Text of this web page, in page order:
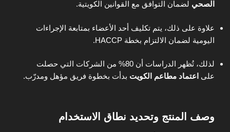
الصحي لضمان التوافق مع القوانين الكويتية.
علاوة على ذلك، يتم تكليف أحد الأعضاء بمتابعة الإجراءات
اليومية لضمان الالتزام بخطة HACCP.
لذلك، تُظهر الدراسات أن 80% من الشركات التي حصلت
على اعتماد مطاعم الكويت بدأت بخطوة فريق مؤهل ومدرّب.
وصف المنتج وتحديد نطاق الاستخدام